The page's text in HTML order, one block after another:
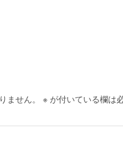
ません。 ※ が付いている欄は